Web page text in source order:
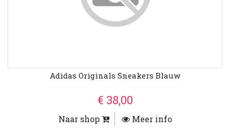
Adidas Originals Sneakers Blauw
€ 38,00
Naar shop Meer info